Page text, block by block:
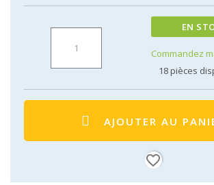
EN
Commandez
18pièces
AJOUTER AU
favorite_border